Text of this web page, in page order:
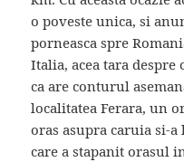
o poveste unica, si
porneasca spre
Italia, acea tara despre
ca are conturul
localitatea Ferara, un
oras asupra caruia si-
care a stapanit orasul